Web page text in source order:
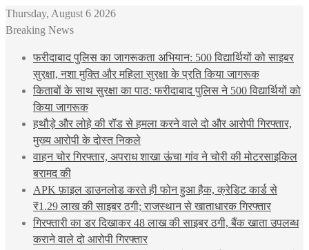
Thursday, August 6 2026
Breaking News
फरीदाबाद पुलिस का जागरूकता अभियान: 500 विद्यार्थियों को साइबर
सुरक्षा, नशा मुक्ति और महिला सुरक्षा के प्रति किया जागरूक
किताबों के साथ सुरक्षा का पाठ: फरीदाबाद पुलिस ने 500 विद्यार्थियों को
किया जागरूक
हथौड़े और लोहे की रॉड से हमला करने वाले दो और आरोपी गिरफ्तार,
मुख्य आरोपी के दोस्त निकले
वाहन चोर गिरफ्तार, अपराध शाखा ऊंचा गांव ने चोरी की मोटरसाइकिल
बरामद की
APK फ़ाइल डाउनलोड करते ही फोन हुआ हैक, क्रेडिट कार्ड से
₹1.29 लाख की साइबर ठगी; राजस्थान से खाताधारक गिरफ्तार
गिरफ्तारी का डर दिखाकर 48 लाख की साइबर ठगी, बैंक खाता उपलब्ध
कराने वाले दो आरोपी गिरफ्तार